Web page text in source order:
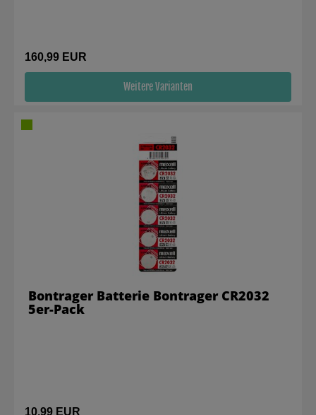
160,99 EUR
Weitere Varianten
10,99 EUR
Bontrager Batterie Bontrager CR2032
5er-Pack